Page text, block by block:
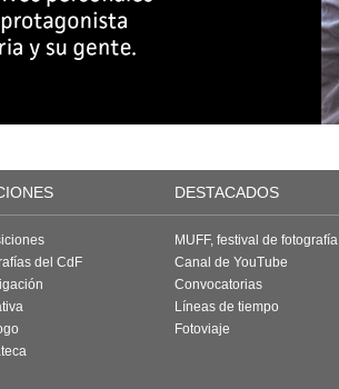
DESTACADOS
del CdF
MUFF, festival de fotografía
Canal de YouTube
Convocatorias
Líneas de tiempo
Fotoviaje